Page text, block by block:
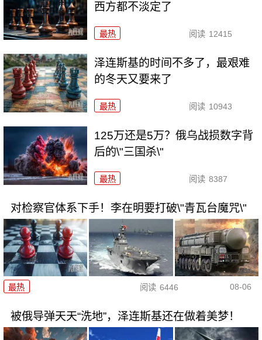
西方都不淡定了
最热 阅读 12415
泽连斯基的时间不多了，最艰难
的冬天又要来了
最热 阅读 10943
125万还是5万？俄乌战损数字背
后的\"三国杀\"
最热 阅读 8387
对检察官体系下手！李在明要打破\"青瓦台魔咒\"
最热 阅读 6446 08-06
被俄导弹天天“洗地”，泽连斯基还在做着美梦！